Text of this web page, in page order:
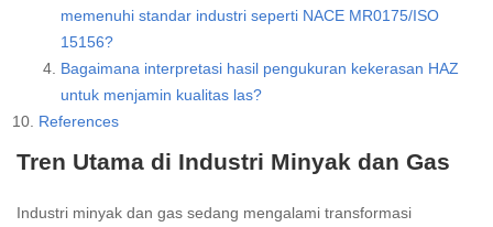
memenuhi standar industri seperti NACE MR0175/ISO
15156?
Bagaimana interpretasi hasil pengukuran kekerasan HAZ
untuk menjamin kualitas las?
References
Tren Utama di Industri Minyak dan Gas
Industri minyak dan gas sedang mengalami transformasi